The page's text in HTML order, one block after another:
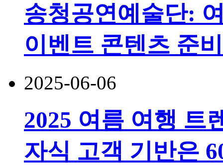
송청공연예술단:
이벤트 콘텐츠 준비
2025-06-06
2025 여름 여행 트
자식 고객 기반은